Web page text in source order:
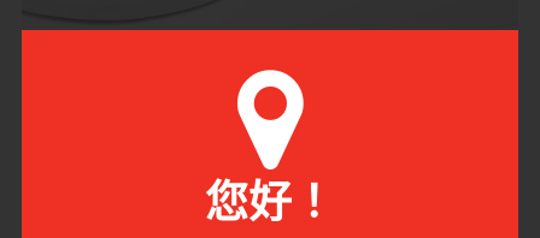
乳膠有可能會引起刺激，所以由親膚聚氨酯 (PU) 物料製成的
相模元祖絕對是合適的選擇。
您好！